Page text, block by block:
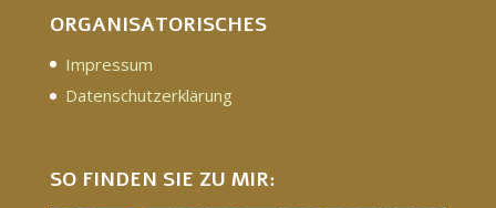
ORGANISATORISCHES
Impressum
Datenschutzerklärung
SO FINDEN SIE ZU MIR: